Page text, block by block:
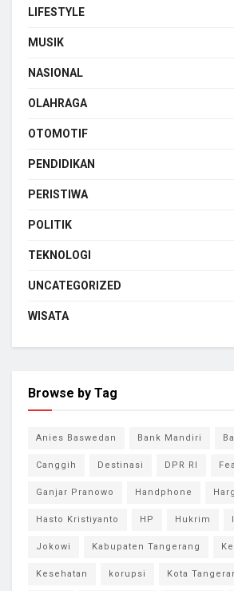
LIFESTYLE
MUSIK
NASIONAL
OLAHRAGA
OTOMOTIF
PENDIDIKAN
PERISTIWA
POLITIK
TEKNOLOGI
UNCATEGORIZED
WISATA
Browse by Tag
Anies Baswedan Bank Mandiri
Canggih Destinasi DPR RI
Ganjar Pranowo Handphone
Hasto Kristiyanto HP Hukrim
Jokowi Kabupaten Tangerang
Kesehatan korupsi Kota